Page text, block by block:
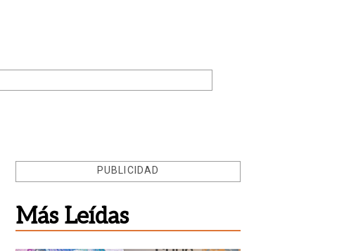
PUBLICIDAD
Más Leídas